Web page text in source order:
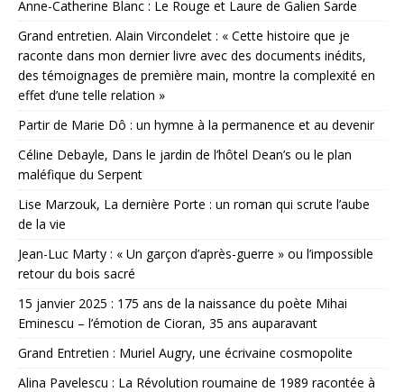
Anne-Catherine Blanc : Le Rouge et Laure de Galien Sarde
Grand entretien. Alain Vircondelet : « Cette histoire que je
raconte dans mon dernier livre avec des documents inédits,
des témoignages de première main, montre la complexité en
effet d’une telle relation »
Partir de Marie Dô : un hymne à la permanence et au devenir
Céline Debayle, Dans le jardin de l’hôtel Dean’s ou le plan
maléfique du Serpent
Lise Marzouk, La dernière Porte : un roman qui scrute l’aube
de la vie
Jean-Luc Marty : « Un garçon d’après-guerre » ou l’impossible
retour du bois sacré
15 janvier 2025 : 175 ans de la naissance du poète Mihai
Eminescu – l’émotion de Cioran, 35 ans auparavant
Grand Entretien : Muriel Augry, une écrivaine cosmopolite
Alina Pavelescu : La Révolution roumaine de 1989 racontée à